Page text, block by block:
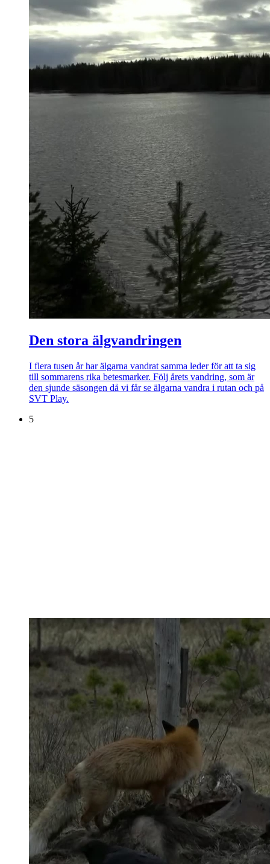
Den stora älgvandringen
I flera tusen år har älgarna vandrat samma leder för att ta sig
till sommarens rika betesmarker. Följ årets vandring, som är
den sjunde säsongen då vi får se älgarna vandra i rutan och på
SVT Play.
5